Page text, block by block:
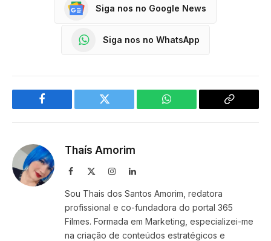
Siga nos no Google News
Siga nos no WhatsApp
Facebook Twitter WhatsApp
Copy
Thaís Amorim
Facebook InstagramLinkedIn
Sou Thais dos Santos Amorim, redatora
profissional e co-fundadora do portal 365
Filmes. Formada em Marketing, especializei-me
na criação de conteúdos estratégicos e